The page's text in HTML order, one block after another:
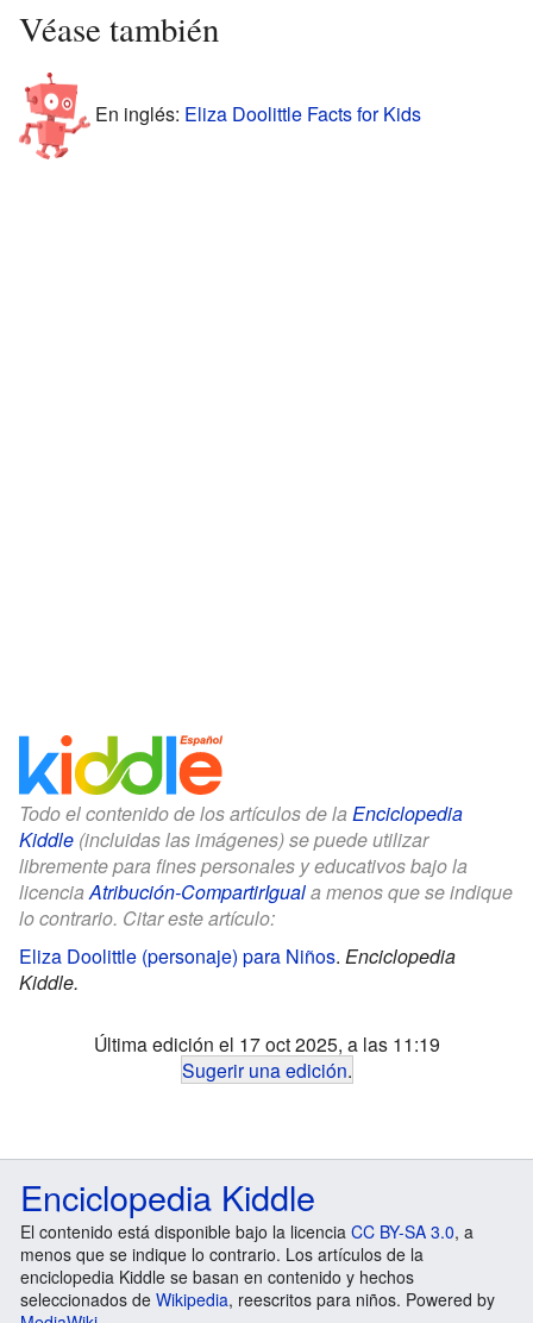
Véase también
En inglés: Eliza Doolittle Facts for Kids
Todo el contenido de los artículos de la Enciclopedia
Kiddle (incluidas las imágenes) se puede utilizar
libremente para fines personales y educativos bajo la
licenciaAtribución-CompartirIguala menos que se indique
lo contrario. Citar este artículo:
Eliza Doolittle (personaje) para Niños. Enciclopedia
Kiddle.
Última edición el 17 oct 2025, a las 11:19
Sugerir una edición.
Enciclopedia Kiddle
El contenido está disponible bajo la licencia CC BY-SA 3.0, a
menos que se indique lo contrario. Los artículos de la
enciclopedia Kiddle se basan en contenido y hechos
seleccionados de Wikipedia, reescritos para niños. Powered by